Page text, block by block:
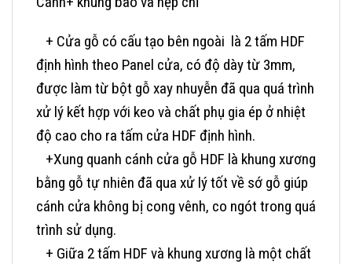
+ Cửa gỗ có cấu tạo bên ngoài là 2 tấm HDF
định hình theo Panel cửa, có độ dày từ 3mm,
được làm từ bột gỗ xay nhuyễn đã qua quá trình
xử lý kết hợp với keo và chất phụ gia ép ở nhiệt
độ cao cho ra tấm cửa HDF định hình.
+Xung quanh cánh cửa gỗ HDF là khung xương
bằng gỗ tự nhiên đã qua xử lý tốt về sớ gỗ giúp
cánh cửa không bị cong vênh, co ngót trong quá
trình sử dụng.
+ Giữa 2 tấm HDF và khung xương là một chất